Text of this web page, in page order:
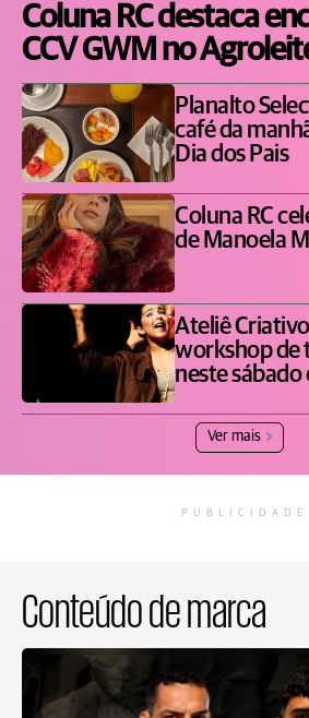
Coluna RC destaca
CCV GWM no
Planalto
café da
Dia dos Pais
Coluna RC
de Manoela
Ateliê
workshop de
neste sábado
Ver mais
PUBLICIDADE
Conteúdo de marca